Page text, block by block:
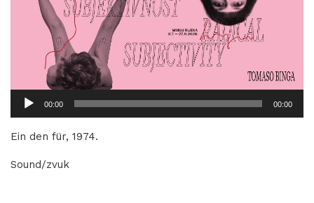
Audio
Player
00:00 00:00
Ein den für, 1974.
Sound/zvuk